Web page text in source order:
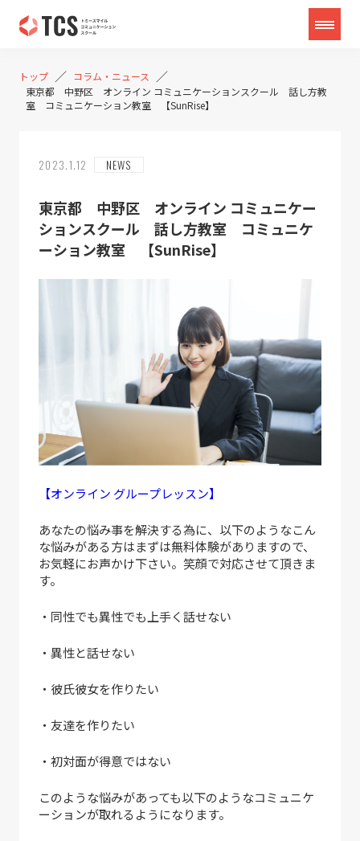
トップ ／ コラム・ニュース ／
東京都 中野区 オンライン コミュニケーションスクール 話し方教
室 コミュニケーション教室 【SunRise】
2023.1.12 NEWS
東京都 中野区 オンライン コミュニケー
ションスクール 話し方教室 コミュニケ
ーション教室 【SunRise】
【オンライン グループレッスン】
あなたの悩み事を解決する為に、以下のようなこん
な悩みがある方はまずは無料体験がありますので、
お気軽にお声かけ下さい。笑顔で対応させて頂きま
す。
・同性でも異性でも上手く話せない
・異性と話せない
・彼氏彼女を作りたい
・友達を作りたい
・初対面が得意ではない
このような悩みがあっても以下のようなコミュニケ
ーションが取れるようになります。